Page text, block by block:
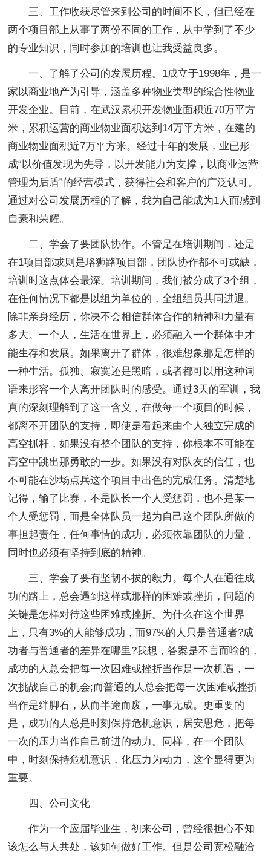
三、工作收获尽管来到公司的时间不长，但已经在
两个项目部上从事了两份不同的工作，从中学到了不少
的专业知识，同时参加的培训也让我受益良多。
一、了解了公司的发展历程。 1成立于1998年，是一
家以商业地产为引导，涵盖多种物业类型的综合性物业
开发企业。目前，在武汉累积开发物业面积近70万平方
米，累积运营的商业物业面积达到14万平方米，在建的
商业物业面积近7万平方米。经过十年的发展，业已形
成“以价值发现为先导，以开发能力为支撑，以商业运营
管理为后盾”的经营模式，获得社会和客户的广泛认可。
通过对公司发展历程的了解，我为自己能成为1人而感到
自豪和荣耀。
二、学会了要团队协作。不管是在培训期间，还是
在1项目部或则是珞狮路项目部，团队协作都不可或缺，
培训时这点体会最深。培训期间，我们被分成了3个组，
在任何情况下都是以组为单位的，全组组员共同进退。
除非亲身经历，你决不会相信群体合作的精神和力量有
多大。一个人，生活在世界上，必须融入一个群体中才
能生存和发展。如果离开了群体，很难想象那是怎样的
一种生活。孤独、寂寞还是黑暗，或者都可以用这种词
语来形容一个人离开团队时的感受。通过3天的军训，我
真的深刻理解到了这一含义，在做每一个项目的时候，
都离不开团队的支持，即使是看起来由个人独立完成的
高空抓杆，如果没有整个团队的支持，你根本不可能在
高空中跳出那勇敢的一步。如果没有对队友的信任，也
不可能在沙场点兵这个项目中出色的完成任务。清楚地
记得，输了比赛，不是队长一个人受惩罚，也不是某一
个人受惩罚，而是全体队员一起为自己这个团队所做的
事担起责任，任何事情的成功，必须依靠团队的力量，
同时也必须有坚持到底的精神。
三、学会了要有坚韧不拔的毅力。每个人在通往成
功的路上，总会遇到这样或那样的困难或挫折，问题的
关键是怎样对待这些困难或挫折。为什么在这个世界
上，只有3%的人能够成功，而97%的人只是普通者?成
功者与普通者的差异在哪里?我想，答案是不言而喻的，
成功的人总会把每一次困难或挫折当作是一次机遇，一
次挑战自己的机会;而普通的人总会把每一次困难或挫折
当作是绊脚石，从而半途而废，一事无成。更重要的
是，成功的人总是时刻保持危机意识，居安思危，把每
一次的压力当作自己前进的动力。同样，在一个团队
中，时刻保持危机意识，化压力为动力，这个显得更为
重要。
四、公司文化
作为一个应届毕业生，初来公司，曾经很担心不知
该怎么与人共处，该如何做好工作。但是公司宽松融洽